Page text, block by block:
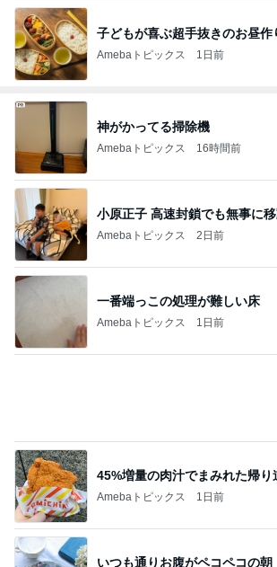
子どもが喜ぶ超手抜きのお昼作
Amebaトピックス 1日前
神がかってる掃除機
Amebaトピックス 16時間前
小原正子 高速封鎖でも無事に
Amebaトピックス 2日前
一番端っこの処理が難しい床
Amebaトピックス 1日前
いつも通りお腹がペコペコの朝
Amebaトピックス 1日前